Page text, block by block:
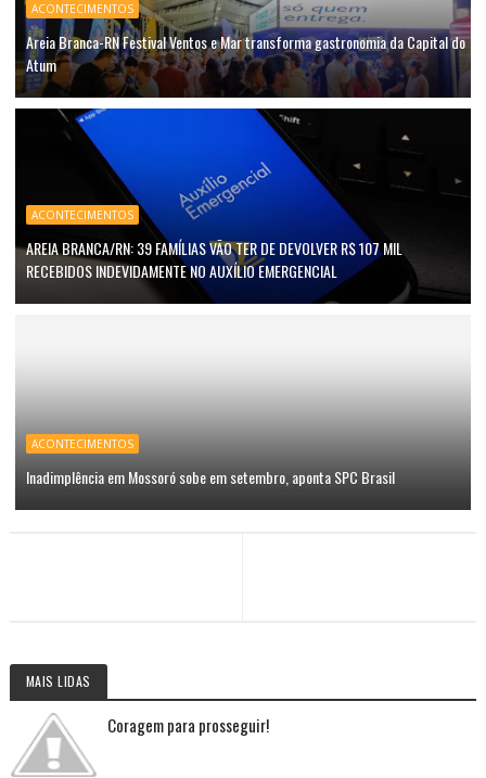
ACONTECIMENTOS
Areia Branca-RN Festival Ventos e Mar transforma gastronomia da Capital do
Atum
ACONTECIMENTOS
AREIA BRANCA/RN: 39 FAMÍLIAS VÃO TER DE DEVOLVER R$ 107 MIL
RECEBIDOS INDEVIDAMENTE NO AUXÍLIO EMERGENCIAL
ACONTECIMENTOS
Inadimplência em Mossoró sobe em setembro, aponta SPC Brasil
MAIS LIDAS
Coragem para prosseguir!